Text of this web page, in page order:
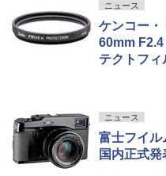
ニュース
ケンコー・
60mm
テクトフィ
ニュース
富士フイ
国内正式発